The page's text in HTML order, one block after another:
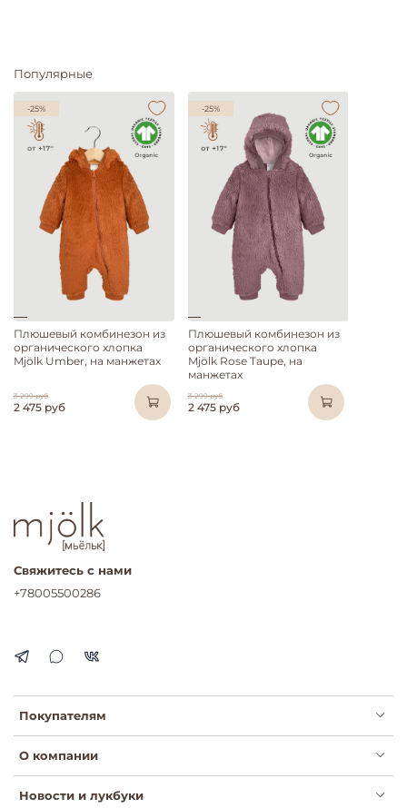
Популярные
-25%
Плюшевый комбинезон из
органического хлопка
Mjölk Umber, на манжетах
3 299 руб
2 475 руб
-25%
Плюшевый комбинезон из
органического хлопка
Mjölk Rose Taupe, на
манжетах
3 299 руб
2 475 руб
Покупателям
О компании
Новости и лукбуки
Свяжитесь с нами
+78005500286